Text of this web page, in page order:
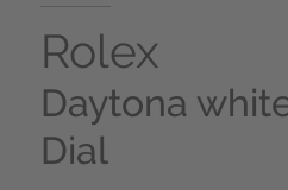
Rolex
Daytona
Dial